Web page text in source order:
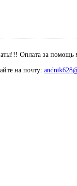
Оплата за помощь
на почту: